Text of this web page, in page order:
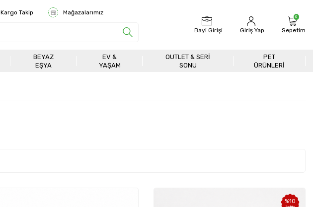
Kargo Takip Mağazalarımız
Bayi Girişi Giriş Yap
0
Sepetim
BEYAZ
EŞYA
EV &
YAŞAM
OUTLET & SERI
SONU
PET
ÜRÜNLERİ
%10